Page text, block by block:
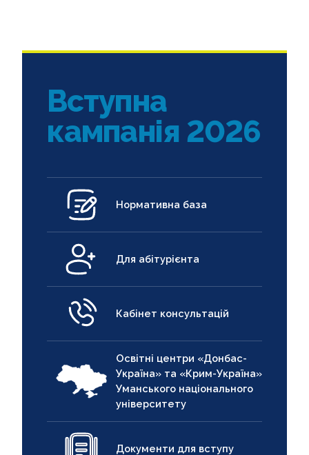
Вступна
кампанія 2026
Нормативна база
Для абітурієнта
Кабінет консультацій
Освітні центри «Донбас-
Україна» та «Крим-Україна»
Уманського національного
університету
Документи для вступу